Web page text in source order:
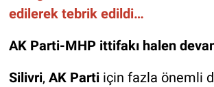
edilerek tebrik edildi…
AK Parti-MHP ittifakı halen
Silivri, AK Parti için fazla önemli